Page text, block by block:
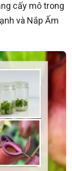
cấy mô trong
và Nắp Ấm